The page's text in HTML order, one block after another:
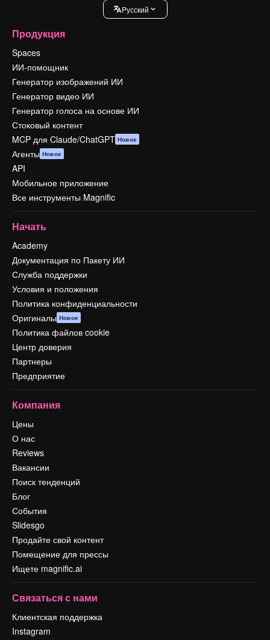
Pусский
Продукция
Spaces
ИИ-помощник
Генератор изображений ИИ
Генератор видео ИИ
Генератор голоса на основе ИИ
Стоковый контент
MCP для Claude/ChatGPT Новое
Агенты Новое
API
Мобильное приложение
Все инструменты Magnific
Начать
Academy
Документация по Пакету ИИ
Служба поддержки
Условия и положения
Политика конфиденциальности
Оригиналы Новое
Политика файлов cookie
Центр доверия
Партнеры
Предприятие
Компания
Цены
О нас
Reviews
Вакансии
Поиск тенденций
Блог
События
Slidesgo
Продайте свой контент
Помещение для прессы
Ищете magnific.ai
Связаться с нами
Клиентская поддержка
Instagram